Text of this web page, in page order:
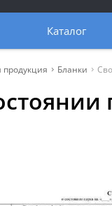
Каталог
продукция Бланки